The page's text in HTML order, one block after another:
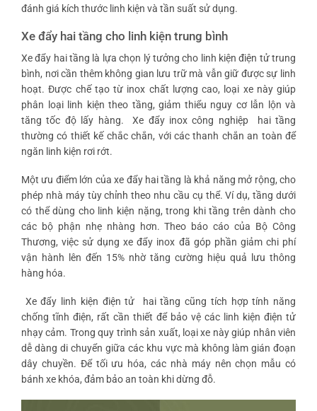
đánh giá kích thước linh kiện và tần suất sử dụng.
Xe đẩy hai tầng cho linh kiện trung bình
Xe đẩy hai tầng là lựa chọn lý tưởng cho linh kiện điện tử trung
bình, nơi cần thêm không gian lưu trữ mà vẫn giữ được sự linh
hoạt. Được chế tạo từ inox chất lượng cao, loại xe này giúp
phân loại linh kiện theo tầng, giảm thiểu nguy cơ lẫn lộn và
tăng tốc độ lấy hàng.
Xe đẩy inox công nghiệp
hai tầng
thường có thiết kế chắc chắn, với các thanh chắn an toàn để
ngăn linh kiện rơi rớt.
Một ưu điểm lớn của xe đẩy hai tầng là khả năng mở rộng, cho
phép nhà máy tùy chỉnh theo nhu cầu cụ thể. Ví dụ, tầng dưới
có thể dùng cho linh kiện nặng, trong khi tầng trên dành cho
các bộ phận nhẹ nhàng hơn. Theo báo cáo của Bộ Công
Thương, việc sử dụng xe đẩy inox đã góp phần giảm chi phí
vận hành lên đến 15% nhờ tăng cường hiệu quả lưu thông
hàng hóa.
Xe đẩy linh kiện điện tử
hai tầng cũng tích hợp tính năng
chống tĩnh điện, rất cần thiết để bảo vệ các linh kiện điện tử
nhạy cảm. Trong quy trình sản xuất, loại xe này giúp nhân viên
dễ dàng di chuyển giữa các khu vực mà không làm gián đoạn
dây chuyền. Để tối ưu hóa, các nhà máy nên chọn mẫu có
bánh xe khóa, đảm bảo an toàn khi dừng đỗ.